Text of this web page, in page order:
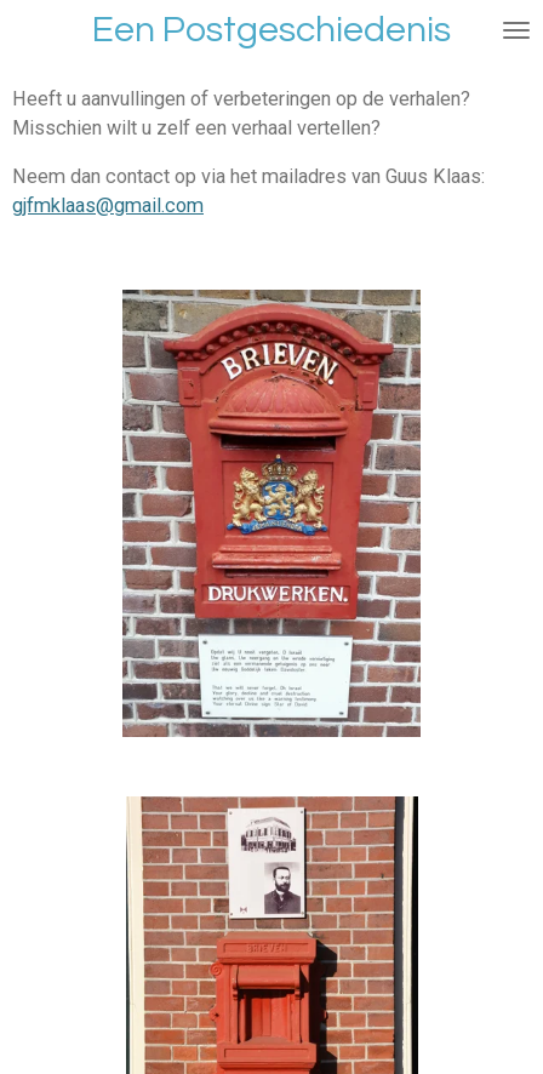
de
hoofdinhoud
Een Postgeschiedenis
Heeft u aanvullingen of verbeteringen op de verhalen?
Misschien wilt u zelf een verhaal vertellen?
Neem dan contact op via het mailadres van Guus Klaas:
gjfmklaas@gmail.com